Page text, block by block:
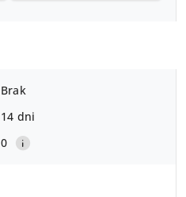
Brak
14 dni
0